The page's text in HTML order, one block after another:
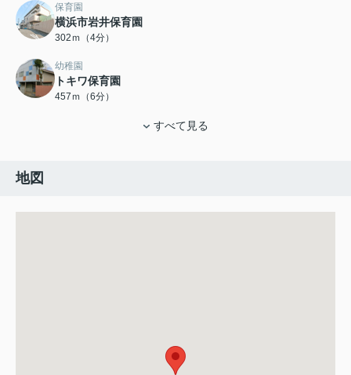
保育園
横浜市岩井保育園
302ｍ（4分）
幼稚園
トキワ保育園
457ｍ（6分）
すべて見る
地図